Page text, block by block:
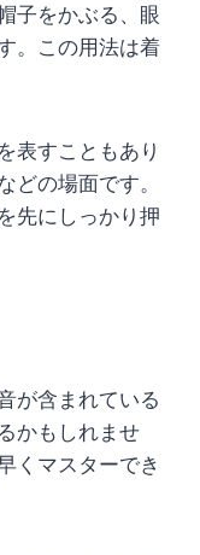
子をかぶる、眼
。この用法は着
表すこともあり
どの場面です。
先にしっかり押
が含まれている
かもしれませ
くマスターでき